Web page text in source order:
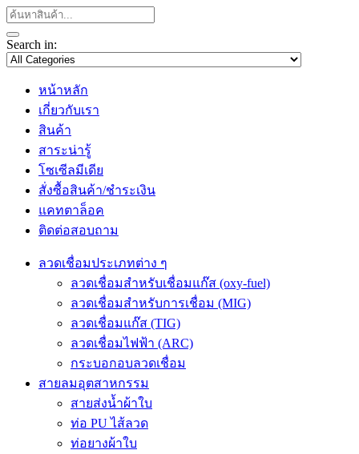
Search in:
หน้าหลัก
เกี่ยวกับเรา
สินค้า
สาระน่ารู้
โซเซีลมีเดีย
สั่งซื้อสินค้า/ชำระเงิน
แคทตาล็อค
ติดต่อสอบถาม
ลวดเชื่อมประเภทต่าง ๆ
ลวดเชื่อมสำหรับเชื่อมแก๊ส (oxy-fuel)
ลวดเชื่อมสำหรับการเชื่อม (MIG)
ลวดเชื่อมแก๊ส (TIG)
ลวดเชื่อมไฟฟ้า (ARC)
กระบอกอบลวดเชื่อม
สายลมอุตสาหกรรม
สายส่งน้ำผ้าใบ
ท่อ PU ไส้ลวด
ท่อยางผ้าใบ